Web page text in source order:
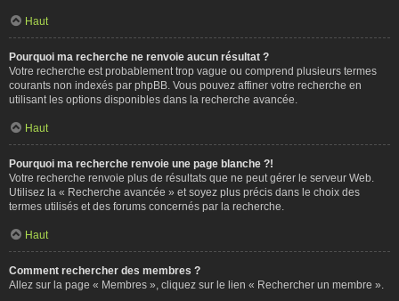
Haut
Pourquoi ma recherche ne renvoie aucun résultat ?
Votre recherche est probablement trop vague ou comprend plusieurs termes
courants non indexés par phpBB. Vous pouvez affiner votre recherche en
utilisant les options disponibles dans la recherche avancée.
Haut
Pourquoi ma recherche renvoie une page blanche ?!
Votre recherche renvoie plus de résultats que ne peut gérer le serveur Web.
Utilisez la « Recherche avancée » et soyez plus précis dans le choix des
termes utilisés et des forums concernés par la recherche.
Haut
Comment rechercher des membres ?
Allez sur la page « Membres », cliquez sur le lien « Rechercher un membre ».